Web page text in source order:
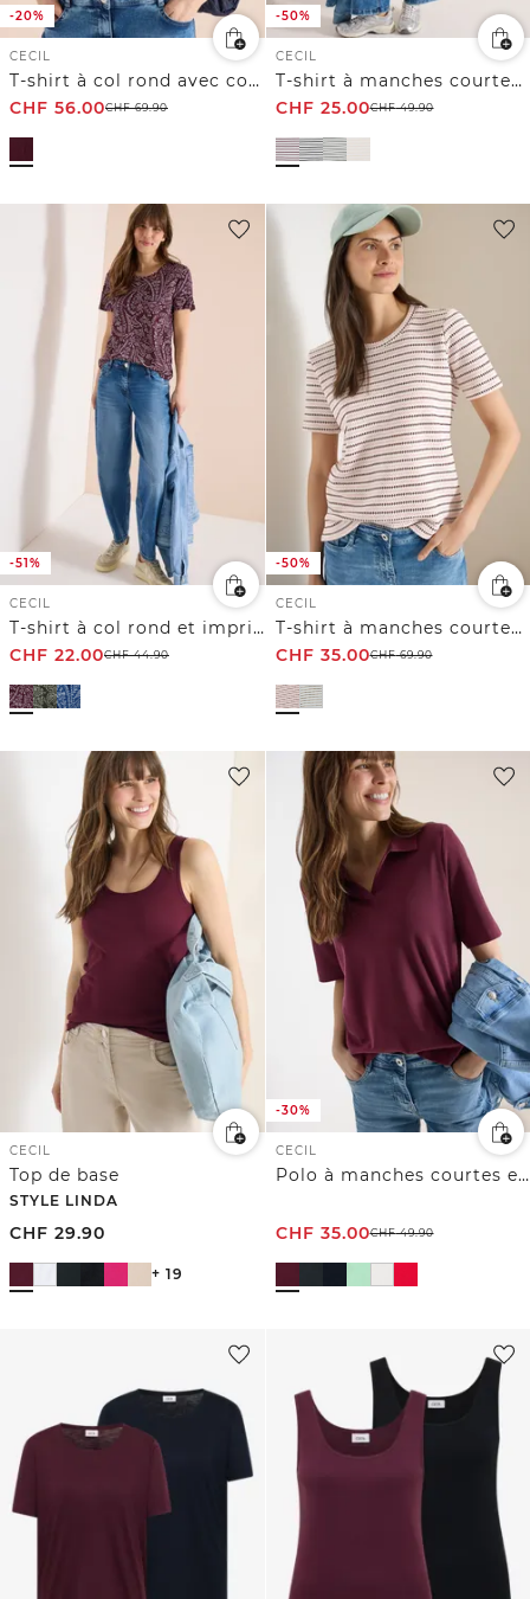
-20%
CECIL
T-shirt à col rond avec cordon de serrage
CHF 56.00CHF69.90
-50%
CECIL
T-shirt à manches courtes, col rond et rayures
CHF 25.00CHF49.90
-51%
CECIL
T-shirt à col rond et imprimé minimal
CHF 22.00CHF44.90
-50%
CECIL
T-shirt à manches courtes avec col rond et structure
CHF 35.00CHF69.90
CECIL
Top de base
STYLE LINDA
CHF 29.90
+ 19
-30%
CECIL
Polo à manches courtes en couleur unie
CHF 35.00CHF49.90